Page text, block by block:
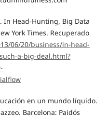
In Head-Hunting, Big Data
York Times. Recuperado
06/20/business/in-head-
a-big-deal.html?
en un mundo líquido.
Barcelona: Paidós